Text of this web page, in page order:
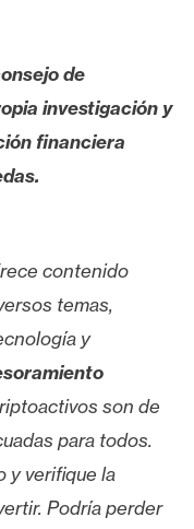
de
investigación y
financiera
contenido
temas,
y
son de
para todos.
y verifique la
Podría perder